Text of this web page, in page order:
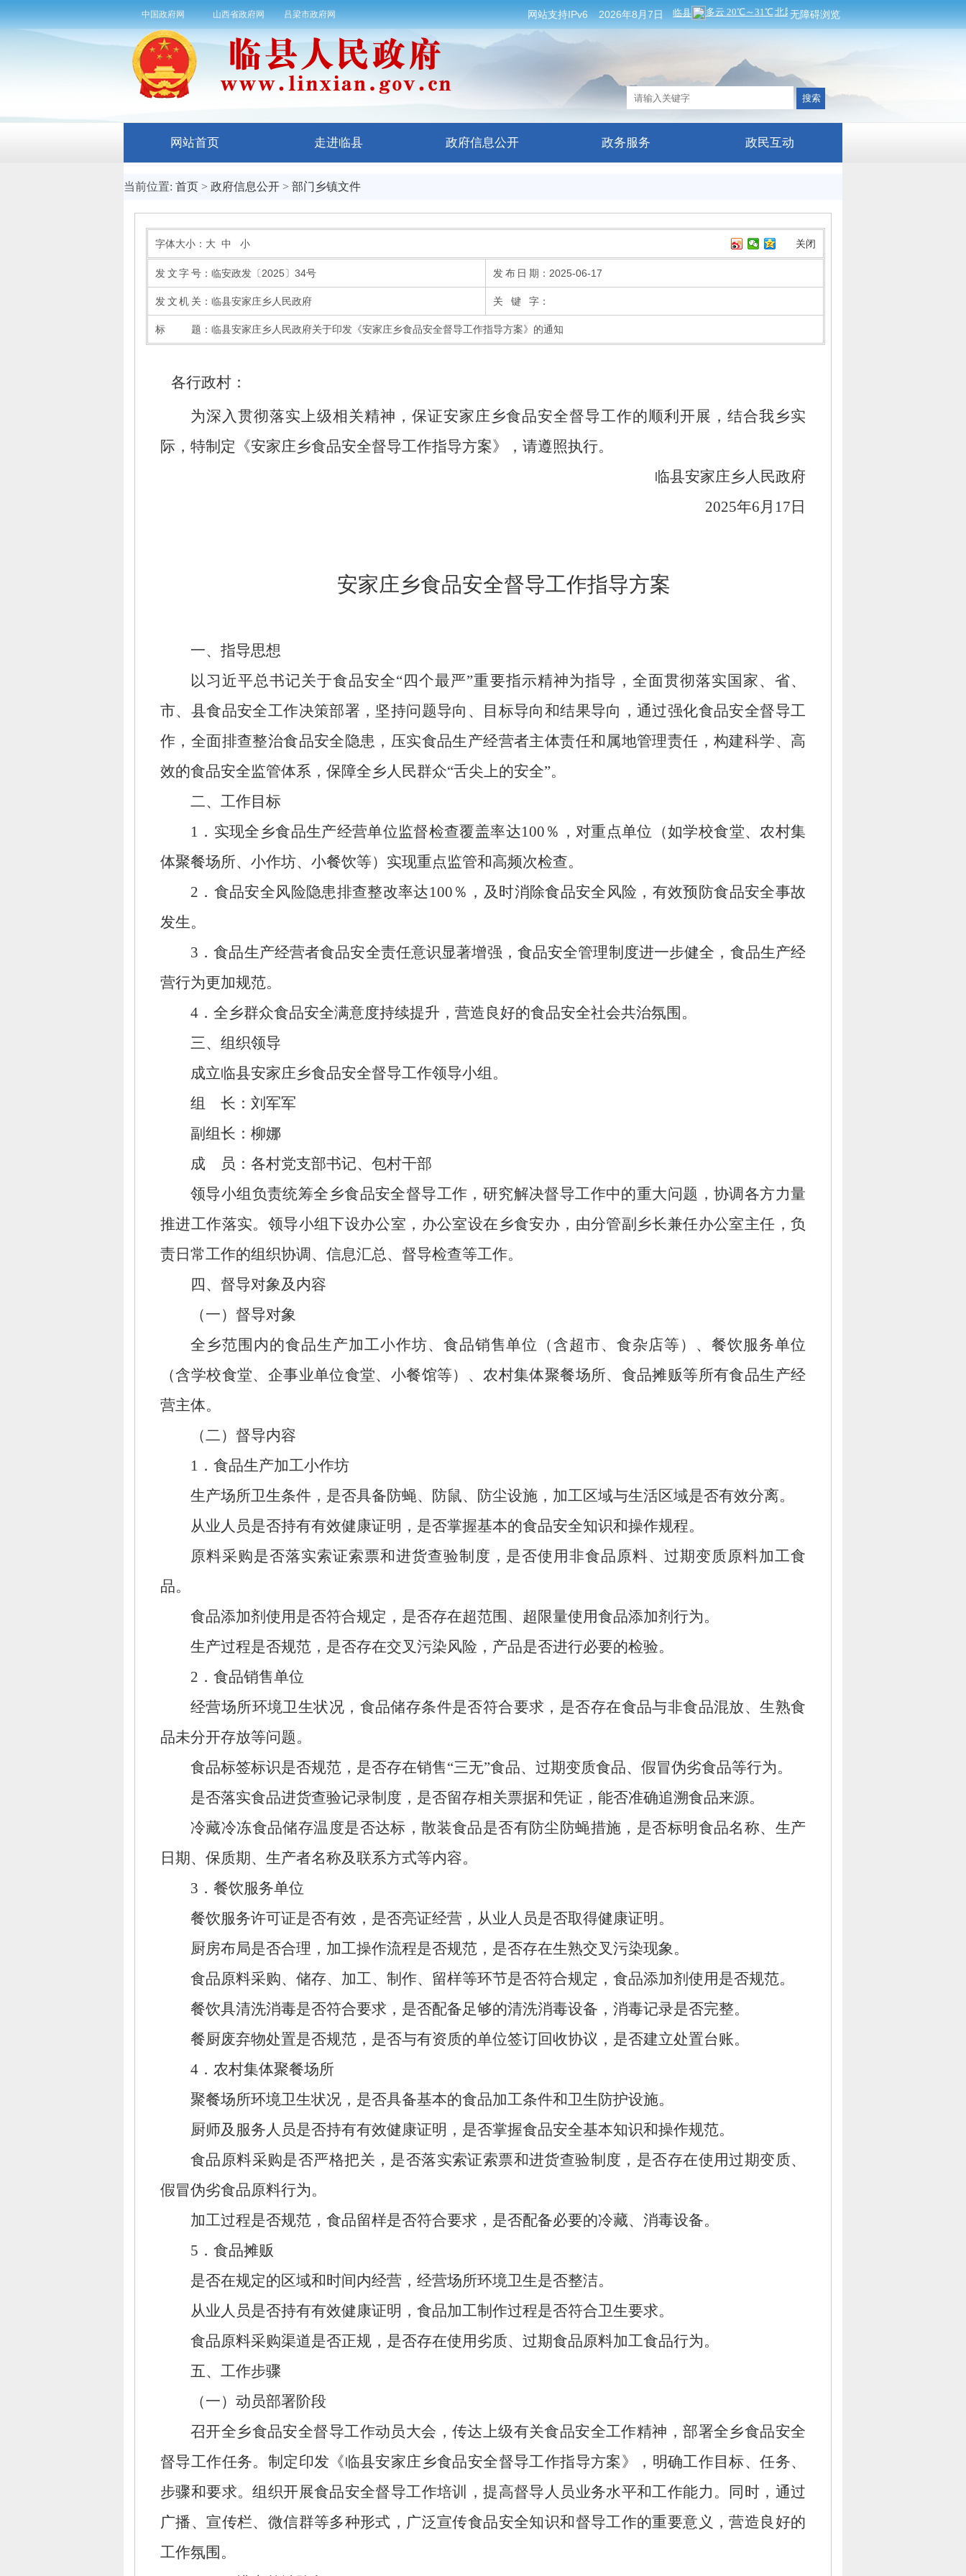
中国政府网 山西省政府网 吕梁市政府网 无障碍浏览
2026年8月7日
网站支持IPv6
网站首页 走进临县 政府信息公开 政务服务 政民互动
当前位置: 首页 > 政府信息公开 > 部门乡镇文件
字体大小： 大 中 小 关闭
发文字号 ： 临安政发〔2025〕34号 发布日期 ： 2025-06-17
发文机关 ： 临县安家庄乡人民政府 关 键 字 ：
标 题 ： 临县安家庄乡人民政府关于印发《安家庄乡食品安全督导工作指导方案》的通知
各行政村：
为深入贯彻落实上级相关精神， 保证安家庄乡食品安全督导工作的顺利开展，结合我乡实
际， 特制定《安家庄乡食品安全督导工作指导方案》， 请遵照执行。
临县安家庄乡人民政府
2025年6月17日
安家庄乡食品安全督导工作指导方案
一、 指导思想
以习近平总书记关于食品安全“四个最严”重要指示精神为指导， 全面贯彻落实国家、 省、
市、 县食品安全工作决策部署， 坚持问题导向、 目标导向和结果导向，通过强化食品安全督导工
作， 全面排查整治食品安全隐患， 压实食品生产经营者主体责任和属地管理责任，构建科学、 高
效的食品安全监管体系， 保障全乡人民群众“舌尖上的安全”。
二、 工作目标
1．实现全乡食品生产经营单位监督检查覆盖率达100％， 对重点单位（如学校食堂、农村集
体聚餐场所、 小作坊、 小餐饮等）实现重点监管和高频次检查。
2．食品安全风险隐患排查整改率达100％， 及时消除食品安全风险， 有效预防食品安全事故
发生。
3．食品生产经营者食品安全责任意识显著增强， 食品安全管理制度进一步健全， 食品生产经
营行为更加规范。
4．全乡群众食品安全满意度持续提升， 营造良好的食品安全社会共治氛围。
三、 组织领导
成立临县安家庄乡食品安全督导工作领导小组。
组 长： 刘军军
副组长： 柳娜
成 员： 各村党支部书记、 包村干部
领导小组负责统筹全乡食品安全督导工作， 研究解决督导工作中的重大问题， 协调各方力量
推进工作落实。 领导小组下设办公室， 办公室设在乡食安办， 由分管副乡长兼任办公室主任，负
责日常工作的组织协调、 信息汇总、 督导检查等工作。
四、 督导对象及内容
（一）督导对象
全乡范围内的食品生产加工小作坊、 食品销售单位（含超市、食杂店等）、餐饮服务单位
（含学校食堂、 企事业单位食堂、 小餐馆等）、农村集体聚餐场所、 食品摊贩等所有食品生产经
营主体。
（二）督导内容
1．食品生产加工小作坊
生产场所卫生条件， 是否具备防蝇、 防鼠、 防尘设施， 加工区域与生活区域是否有效分离。
从业人员是否持有有效健康证明， 是否掌握基本的食品安全知识和操作规程。
原料采购是否落实索证索票和进货查验制度， 是否使用非食品原料、过期变质原料加工食
品。
食品添加剂使用是否符合规定， 是否存在超范围、 超限量使用食品添加剂行为。
生产过程是否规范， 是否存在交叉污染风险， 产品是否进行必要的检验。
2．食品销售单位
经营场所环境卫生状况， 食品储存条件是否符合要求， 是否存在食品与非食品混放、生熟食
品未分开存放等问题。
食品标签标识是否规范， 是否存在销售“三无”食品、 过期变质食品、 假冒伪劣食品等行为。
是否落实食品进货查验记录制度， 是否留存相关票据和凭证， 能否准确追溯食品来源。
冷藏冷冻食品储存温度是否达标，散装食品是否有防尘防蝇措施， 是否标明食品名称、 生产
日期、 保质期、 生产者名称及联系方式等内容。
3．餐饮服务单位
餐饮服务许可证是否有效， 是否亮证经营， 从业人员是否取得健康证明。
厨房布局是否合理， 加工操作流程是否规范， 是否存在生熟交叉污染现象。
食品原料采购、 储存、 加工、 制作、 留样等环节是否符合规定， 食品添加剂使用是否规范。
餐饮具清洗消毒是否符合要求， 是否配备足够的清洗消毒设备， 消毒记录是否完整。
餐厨废弃物处置是否规范， 是否与有资质的单位签订回收协议， 是否建立处置台账。
4．农村集体聚餐场所
聚餐场所环境卫生状况， 是否具备基本的食品加工条件和卫生防护设施。
厨师及服务人员是否持有有效健康证明， 是否掌握食品安全基本知识和操作规范。
食品原料采购是否严格把关， 是否落实索证索票和进货查验制度， 是否存在使用过期变质、
假冒伪劣食品原料行为。
加工过程是否规范， 食品留样是否符合要求， 是否配备必要的冷藏、 消毒设备。
5．食品摊贩
是否在规定的区域和时间内经营， 经营场所环境卫生是否整洁。
从业人员是否持有有效健康证明， 食品加工制作过程是否符合卫生要求。
食品原料采购渠道是否正规， 是否存在使用劣质、 过期食品原料加工食品行为。
五、 工作步骤
（一）动员部署阶段
召开全乡食品安全督导工作动员大会， 传达上级有关食品安全工作精神，部署全乡食品安全
督导工作任务。 制定印发《临县安家庄乡食品安全督导工作指导方案》， 明确工作目标、任务、
步骤和要求。组织开展食品安全督导工作培训，提高督导人员业务水平和工作能力。 同时， 通过
广播、宣传栏、 微信群等多种形式， 广泛宣传食品安全知识和督导工作的重要意义，营造良好的
工作氛围。